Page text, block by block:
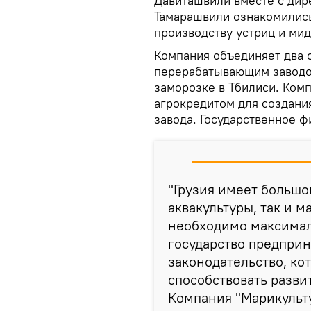
Тамарашвили
производству устриц и
Компания объединяет
перерабатывающим
заморозке в Тбилиси.
агрокредитом для
завода. Государственное
"Грузия имеет
аквакультуры, так и
необходимо
государство
законодательство,
способствовать
Компания